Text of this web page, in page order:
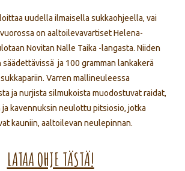
uudella ilmaisella sukkaohjeella, vai
on aaltoilevavartiset Helena-
Novitan Nalle Taika -langasta. Niiden
ja 100 gramman lankakerä
Varren mallineuleessa
ja nurjista silmukoista muodostuvat raidat,
kavennuksin neulottu pitsiosio, jotka
kauniin, aaltoilevan neulepinnan.
LATAA OHJE TÄSTÄ!